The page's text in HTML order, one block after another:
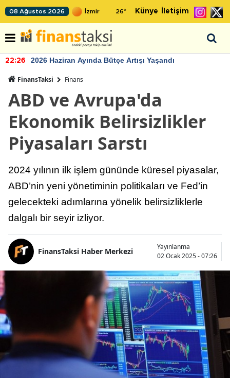
08 Ağustos 2026 26° Künye İletişim
22:26 2026 Haziran Ayında Bütçe Artışı Yaşandı
FinansTaksi Finans
ABD ve Avrupa'da
Ekonomik Belirsizlikler
Piyasaları Sarstı
2024 yılının ilk işlem gününde küresel piyasalar,
ABD’nin yeni yönetiminin politikaları ve Fed’in
gelecekteki adımlarına yönelik belirsizliklerle
dalgalı bir seyir izliyor.
FinansTaksi Haber Merkezi
Yayınlanma
02 Ocak 2025 - 07:26